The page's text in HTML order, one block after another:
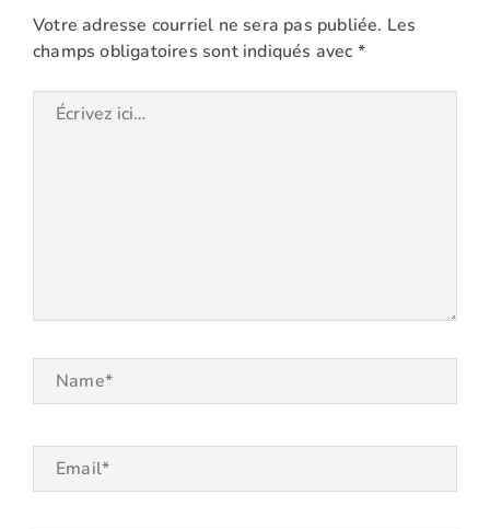
Votre adresse courriel ne sera pas publiée. Les
champs obligatoires sont indiqués avec *
Écrivez
Name*
Email*